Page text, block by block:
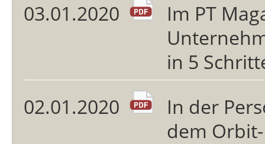
03.01.2020
Im PT
in 5
02.01.2020
In der
dem